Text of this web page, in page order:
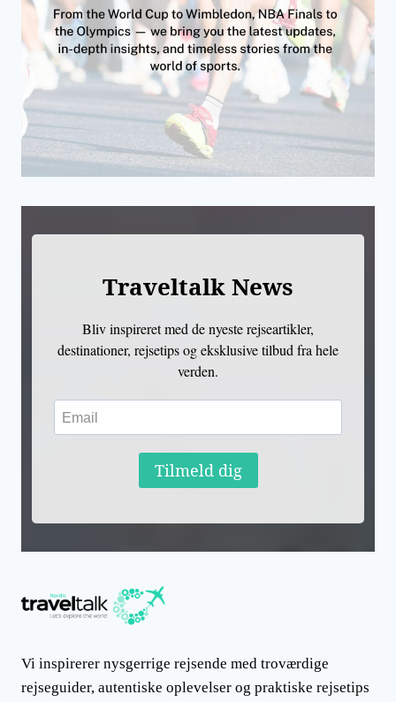
Traveltalk News
Bliv inspireret med de nyeste rejseartikler,
destinationer, rejsetips og eksklusive tilbud fra hele
verden.
Tilmeld dig
Vi inspirerer nysgerrige rejsende med troværdige
rejseguider, autentiske oplevelser og praktiske rejsetips